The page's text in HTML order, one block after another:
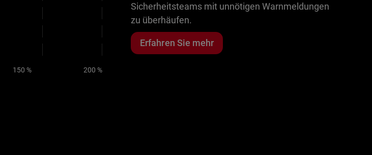
150 %
200 %
Sicherheitsteams mit unnötigen Warnmeldungen
zu überhäufen.
Erfahren Sie mehr